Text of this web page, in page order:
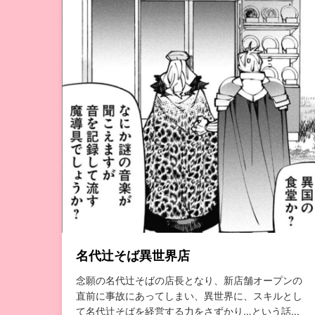
名代辻そば異世界店
念願の名代辻そばの店長となり、新店舗オープンの
直前に事故にあってしまい、異世界に、スキルとし
て名代辻そばを経営する力をさずかり…という話...